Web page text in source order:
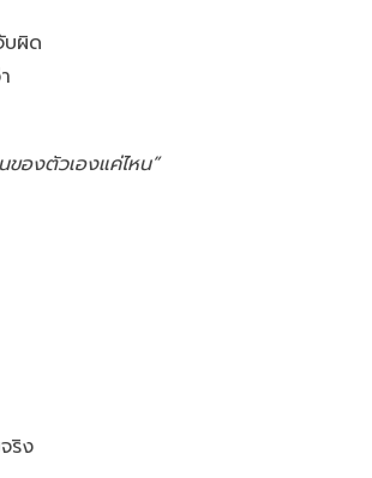
บผิด
ของตัวเองแค่ไหน”
ริง